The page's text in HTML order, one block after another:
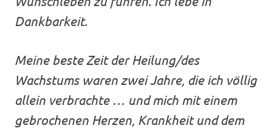
Dankbarkeit.
Meine beste Zeit der Heilung/des
Wachstums waren zwei Jahre, die ich völlig
allein verbrachte … und mich mit einem
gebrochenen Herzen, Krankheit und dem